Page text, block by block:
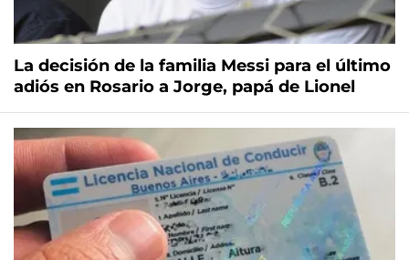
La decisión de la familia Messi para el último
adiós en Rosario a Jorge, papá de Lionel